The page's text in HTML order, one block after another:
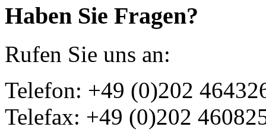
Haben Sie Fragen?
Rufen Sie uns an:
Telefon: +49 (0)202
Telefax: +49 (0)202